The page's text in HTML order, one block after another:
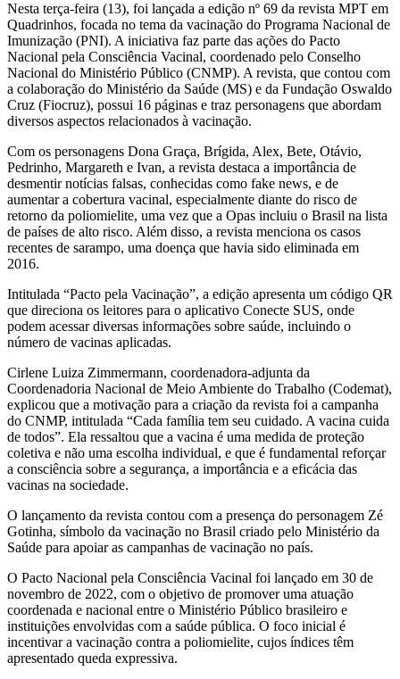
Nesta terça-feira (13), foi lançada a edição nº 69 da revista MPT em
Quadrinhos, focada no tema da vacinação do Programa Nacional de
Imunização (PNI). A iniciativa faz parte das ações do Pacto
Nacional pela Consciência Vacinal, coordenado pelo Conselho
Nacional do Ministério Público (CNMP). A revista, que contou com
a colaboração do Ministério da Saúde (MS) e da Fundação Oswaldo
Cruz (Fiocruz), possui 16 páginas e traz personagens que abordam
diversos aspectos relacionados à vacinação.
Com os personagens Dona Graça, Brígida, Alex, Bete, Otávio,
Pedrinho, Margareth e Ivan, a revista destaca a importância de
desmentir notícias falsas, conhecidas como fake news, e de
aumentar a cobertura vacinal, especialmente diante do risco de
retorno da poliomielite, uma vez que a Opas incluiu o Brasil na lista
de países de alto risco. Além disso, a revista menciona os casos
recentes de sarampo, uma doença que havia sido eliminada em
2016.
Intitulada “Pacto pela Vacinação”, a edição apresenta um código QR
que direciona os leitores para o aplicativo Conecte SUS, onde
podem acessar diversas informações sobre saúde, incluindo o
número de vacinas aplicadas.
Cirlene Luiza Zimmermann, coordenadora-adjunta da
Coordenadoria Nacional de Meio Ambiente do Trabalho (Codemat),
explicou que a motivação para a criação da revista foi a campanha
do CNMP, intitulada “Cada família tem seu cuidado. A vacina cuida
de todos”. Ela ressaltou que a vacina é uma medida de proteção
coletiva e não uma escolha individual, e que é fundamental reforçar
a consciência sobre a segurança, a importância e a eficácia das
vacinas na sociedade.
O lançamento da revista contou com a presença do personagem Zé
Gotinha, símbolo da vacinação no Brasil criado pelo Ministério da
Saúde para apoiar as campanhas de vacinação no país.
O Pacto Nacional pela Consciência Vacinal foi lançado em 30 de
novembro de 2022, com o objetivo de promover uma atuação
coordenada e nacional entre o Ministério Público brasileiro e
instituições envolvidas com a saúde pública. O foco inicial é
incentivar a vacinação contra a poliomielite, cujos índices têm
apresentado queda expressiva.